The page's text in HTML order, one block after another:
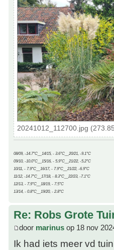
20241012_112700.jpg
08/09, -14.7°C__14/15, - 3.6°C__20/21, -9.1°C
09/10, -10.0°C__15/16, - 5.9°C__21/22, -5.2°C
10/11, - 7.9°C__16/17, - 7.9°C__21/22, -6.9°C
11/12, -14.7°C__17/18, - 8.3°C__22/23, -7.1°C
12/13, - 7.9°C__18/19, - 7.5°C
13/14, - 0.8°C__19/20, - 2.8°C
Re: Robs Grote
door marinus op 18 nov
Ik had iets meer vd